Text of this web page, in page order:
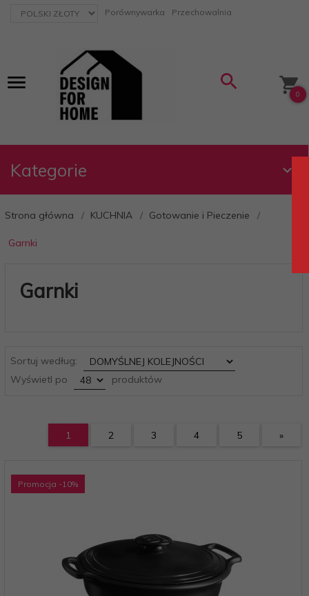
currency_h Porównywarka Przechowalnia
0
Kategorie
Strona główna KUCHNIA Gotowanie i Pieczenie
Garnki
Garnki
Sortuj według:
sort
Wyświetl po
pop produktów
1 2 3 4 5 »
Promocja -10%